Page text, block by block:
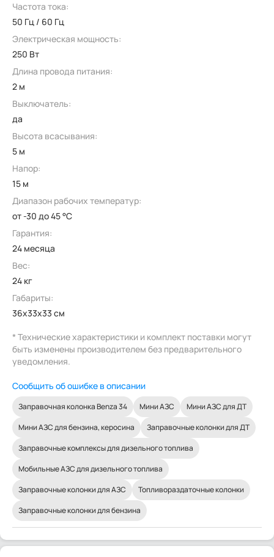
Частота тока:
50 Гц / 60 Гц
Электрическая мощность:
250 Вт
Длина провода питания:
2 м
Выключатель:
да
Высота всасывания:
5 м
Напор:
15 м
Диапазон рабочих температур:
от -30 до 45 °C
Гарантия:
24 месяца
Вес:
24 кг
Габариты:
36x33x33 см
* Технические характеристики и комплект поставки могут
быть изменены производителем без предварительного
уведомления.
Сообщить об ошибке в описании
Заправочная колонка Benza 34 Мини АЗС
Мини АЗС для ДТ
Мини АЗС для бензина, керосина
Заправочные колонки для ДТ
Заправочные комплексы для дизельного топлива
Мобильные АЗС для дизельного топлива
Заправочные колонки для АЗС
Топливораздаточные колонки
Заправочные колонки для бензина